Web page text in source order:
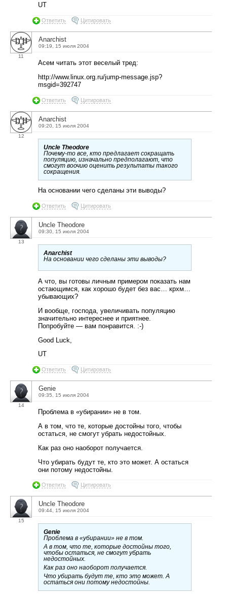
UT
Ответить Цитировать
11
Anarchist
09:19, 15 июля 2004
Асем читать этот веселый тред:
http://www.linux.org.ru/jump-message.jsp?
msgid=392747
Ответить Цитировать
12
Anarchist
09:20, 15 июля 2004
Uncle Theodore
Почему-то все, кто предлагает сокращать
популяцию, изначально предполагают, что
смогут воочию оценить результаты такого
сокращения.
На основании чего сделаны эти выводы?
Ответить Цитировать
13
Uncle Theodore
09:30, 15 июля 2004
Anarchist
На основании чего сделаны эти выводы?
А что, вы готовы личным примером показать нам
остающимся, как хорошо будет без вас… крхм…
убывающих?
И вообще, господа, увеличивать популяцию
значительно интереснее и приятнее.
Попробуйте — вам понравится. :-)
Good Luck,
UT
Ответить Цитировать
14
Genie
09:35, 15 июля 2004
Проблема в «убирании» не в том.
А в том, что те, которые достойны того, чтобы
остаться, не смогут убрать недостойных.
Как раз оно наоборот получается.
Что убирать будут те, кто это может. А остаться
они потому недостойны.
Ответить Цитировать
15
Uncle Theodore
09:44, 15 июля 2004
Genie
Проблема в «убирании» не в том.
А в том, что те, которые достойны того,
чтобы остаться, не смогут убрать
недостойных.
Как раз оно наоборот получается.
Что убирать будут те, кто это может. А
остаться они потому недостойны.